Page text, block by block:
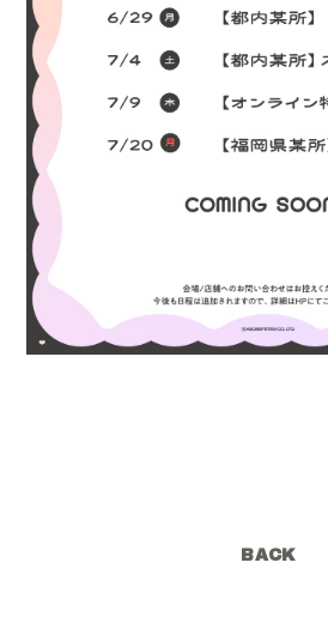
BACK